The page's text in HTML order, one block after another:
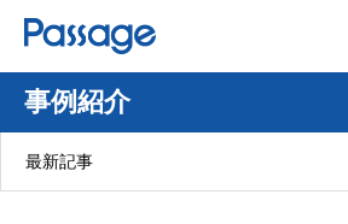
事例紹介
最新記事